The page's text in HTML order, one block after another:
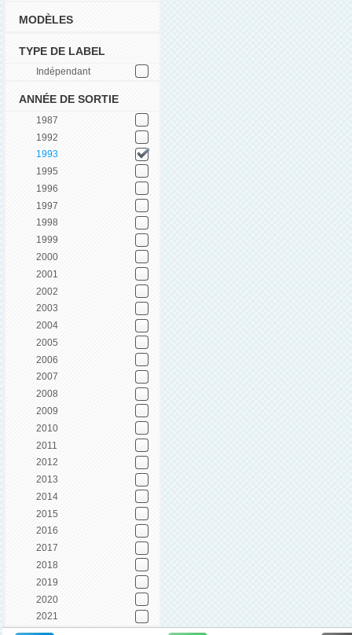
MODÈLES
TYPE DE LABEL
Indépendant
ANNÉE DE SORTIE
1987
1992
1993
1995
1996
1997
1998
1999
2000
2001
2002
2003
2004
2005
2006
2007
2008
2009
2010
2011
2012
2013
2014
2015
2016
2017
2018
2019
2020
2021